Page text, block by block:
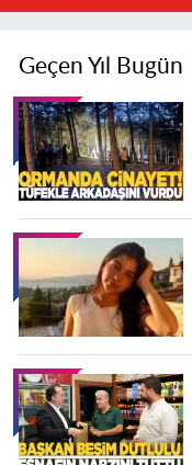
Geçen Yıl Bugün